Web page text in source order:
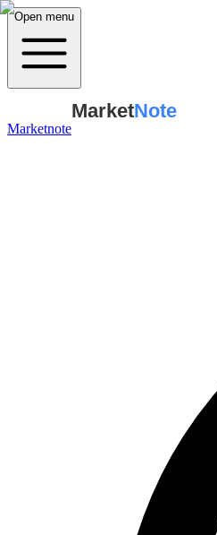
Open menu
Marketnote
MarketNote